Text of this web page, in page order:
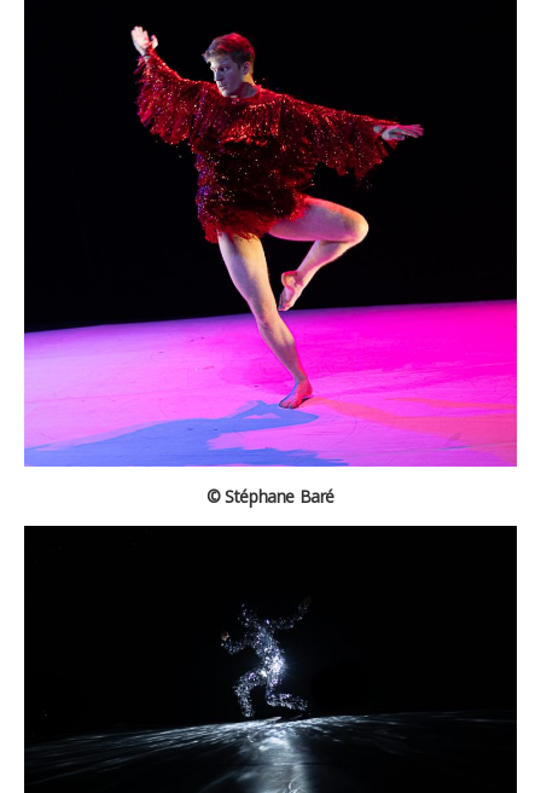
© Stéphane Baré